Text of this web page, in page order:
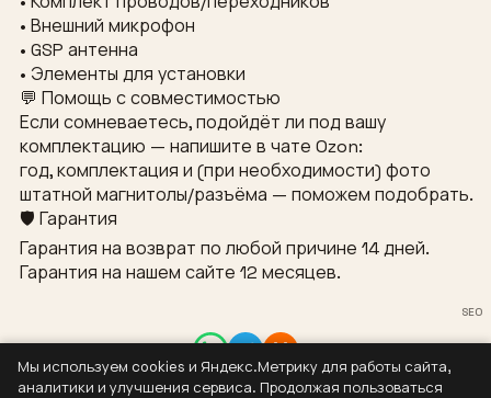
• Внешний микрофон
• GSP антенна
• Элементы для установки
💬 Помощь с совместимостью
Если сомневаетесь, подойдёт ли под вашу
комплектацию — напишите в чате Ozon:
год, комплектация и (при необходимости) фото
штатной магнитолы/разъёма — поможем подобрать.
🛡 Гарантия
Гарантия на возврат по любой причине 14 дней.
Гарантия на нашем сайте 12 месяцев.
SEO
Контакты
Мы используем cookies и Яндекс.Метрику для работы сайта,
аналитики и улучшения сервиса. Продолжая пользоваться